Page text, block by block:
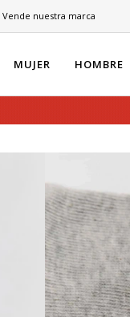
MUJER HOMBRE
Vende nuestra marca